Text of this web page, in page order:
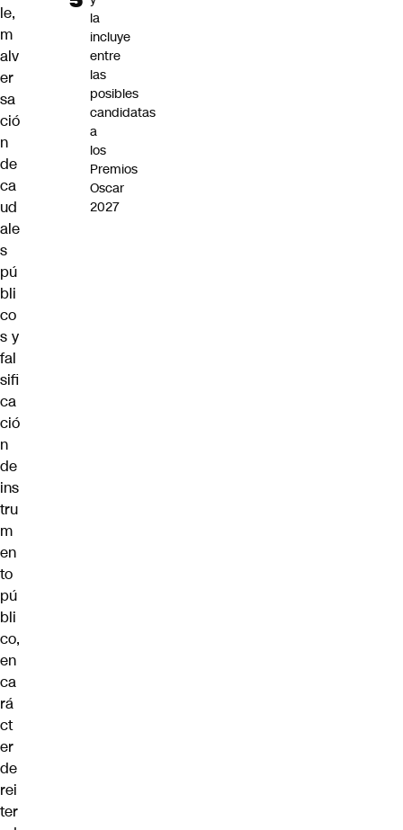
le,
m
alv
er
sa
ció
n
de
ca
ud
ale
s
pú
bli
co
s y
fal
sifi
ca
ció
n
de
ins
tru
m
en
to
pú
bli
co,
en
ca
rá
ct
er
de
rei
ter
la
incluye
entre
las
posibles
candidatas
a
los
Premios
Oscar
2027